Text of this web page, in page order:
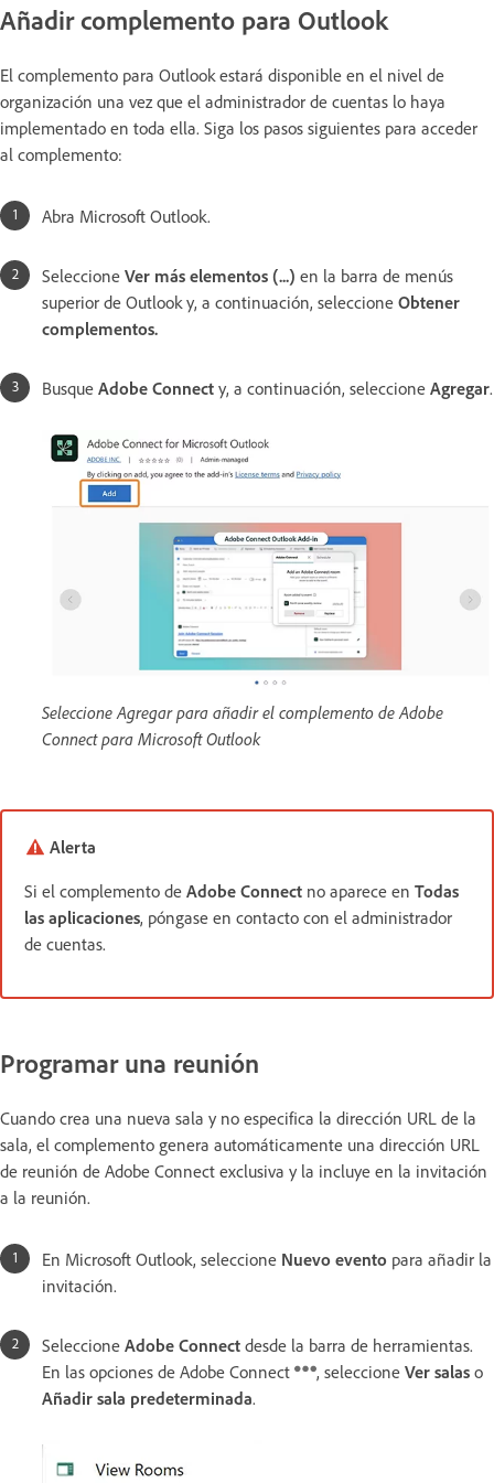
Añadir complemento para Outlook
El complemento para Outlook estará disponible en el nivel de
organización una vez que el administrador de cuentas lo haya
implementado en toda ella. Siga los pasos siguientes para acceder
al complemento:
Abra Microsoft Outlook.
Seleccione Ver más elementos (...) en la barra de menús
superior de Outlook y, a continuación, seleccione Obtener
complementos.
Busque Adobe Connect y, a continuación, seleccione Agregar.
Seleccione Agregar para añadir el complemento de Adobe
Connect para Microsoft Outlook
Alerta
Si el complemento de Adobe Connect no aparece en Todas
las aplicaciones, póngase en contacto con el administrador
de cuentas.
Programar una reunión
Cuando crea una nueva sala y no especifica la dirección URL de la
sala, el complemento genera automáticamente una dirección URL
de reunión de Adobe Connect exclusiva y la incluye en la invitación
a la reunión.
En Microsoft Outlook, seleccione Nuevo evento para añadir la
invitación.
Seleccione Adobe Connect desde la barra de herramientas.
En las opciones de Adobe Connect
, seleccione Ver salas o
Añadir sala predeterminada.